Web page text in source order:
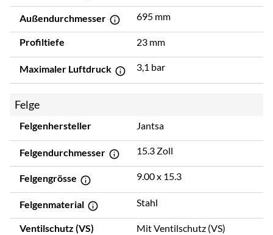
Außendurchmesser 695 mm
Profiltiefe 23 mm
Maximaler Luftdruck 3,1 bar
Felge
Felgenhersteller Jantsa
Felgendurchmesser 15.3 Zoll
Felgengrösse 9.00 x 15.3
Felgenmaterial Stahl
Ventilschutz (VS) Mit Ventilschutz (VS)